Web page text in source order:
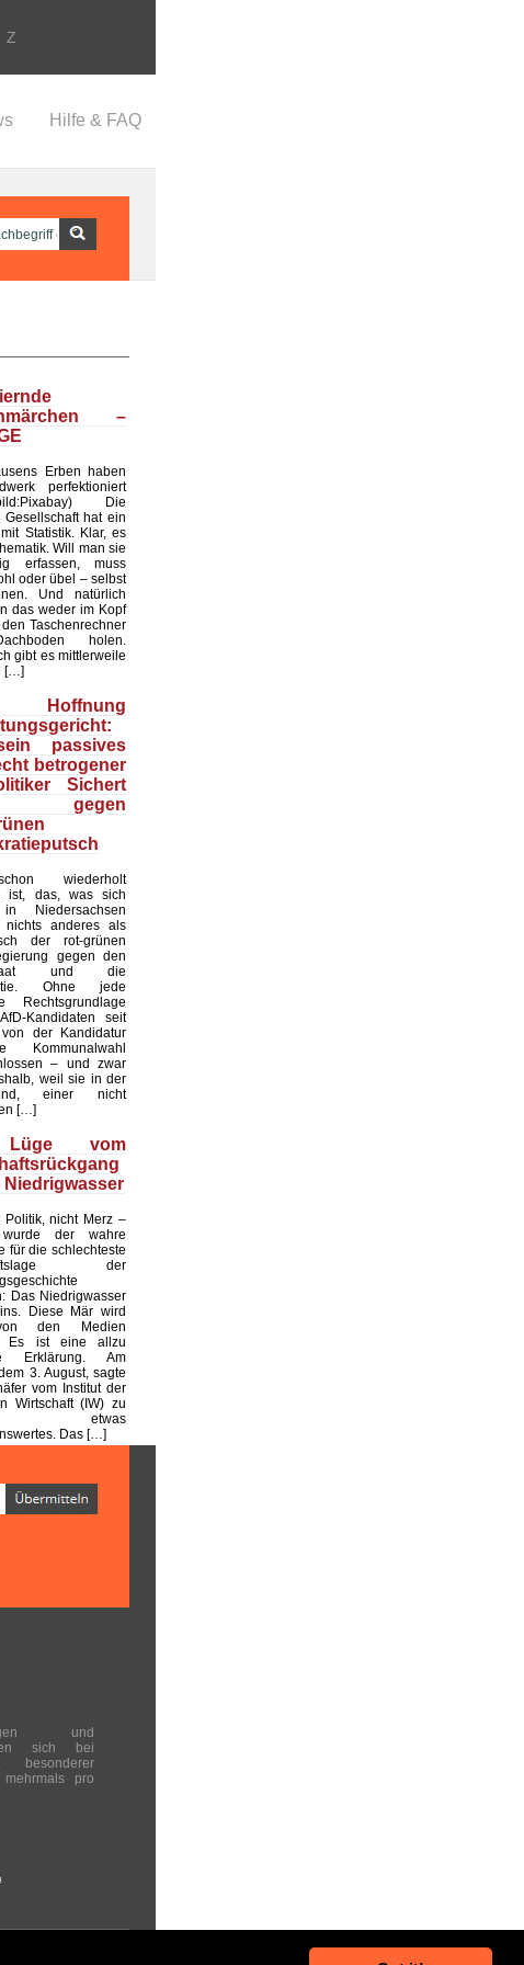
Z
Hilfe & FAQ
–
Erben haben
perfektioniert
Die
Gesellschaft hat ein
Statistik. Klar, es
Will man sie
erfassen, muss
oder übel – selbst
Und natürlich
das weder im Kopf
Taschenrechner
holen.
gibt es mittlerweile
[…]
Hoffnung
passives
betrogener
Sichert
gegen
wiederholt
ist, das, was sich
Niedersachsen
nichts anderes als
der rot-grünen
gegen den
und die
Ohne jede
Rechtsgrundlage
Kandidaten seit
der Kandidatur
– und zwar
weil sie in der
einer nicht
[…]
vom
Niedrigwasser
Politik, nicht Merz –
der wahre
für die schlechteste
der
Das Niedrigwasser
Diese Mär wird
den Medien
Es ist eine allzu
Erklärung. Am
3. August, sagte
vom Institut der
Wirtschaft (IW) zu
etwas
Das […]
und
sich bei
pro